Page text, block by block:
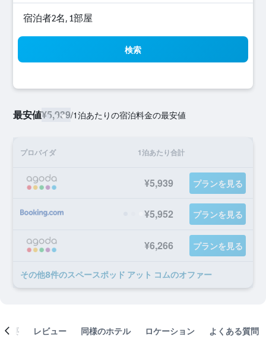
宿泊者2名, 1​部屋
検索
最安値¥5,939/1泊あたりの宿泊料金の最安値
プロバイダ 1泊あたり合計
¥5,939 プランを見る
¥5,952 プランを見る
¥6,266 プランを見る
​その他8​件のスペースポッド アット コムのオファー
概要 レビュー 同様のホテル ロケーション よくある質問